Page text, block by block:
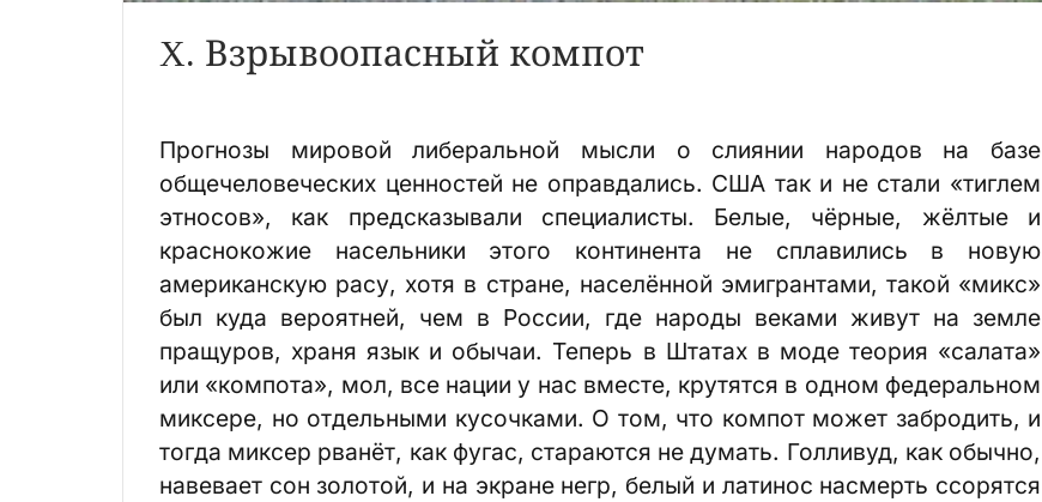
X. Взрывоопасный компот
Прогнозы мировой либеральной мысли о слиянии народов на базе
общечеловеческих ценностей не оправдались. США так и не стали «тиглем
этносов», как предсказывали специалисты. Белые, чёрные, жёлтые и
краснокожие насельники этого континента не сплавились в новую
американскую расу, хотя в стране, населённой эмигрантами, такой «микс»
был куда вероятней, чем в России, где народы веками живут на земле
пращуров, храня язык и обычаи. Теперь в Штатах в моде теория «салата»
или «компота», мол, все нации у нас вместе, крутятся в одном федеральном
миксере, но отдельными кусочками. О том, что компот может забродить, и
тогда миксер рванёт, как фугас, стараются не думать. Голливуд, как обычно,
навевает сон золотой, и на экране негр, белый и латинос насмерть ссорятся